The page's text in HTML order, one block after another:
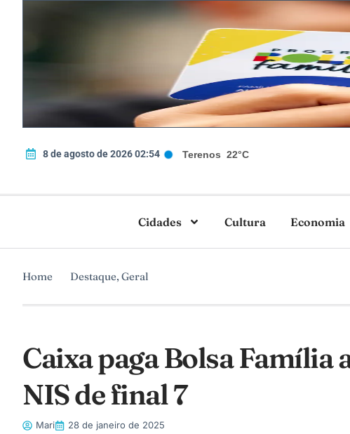
8 de agosto de 2026 02:54 Terenos 22°C
Cidades Cultura Economia
Home Destaque, Geral
Caixa paga Bolsa Família
NIS de final 7
Mari 28 de janeiro de 2025